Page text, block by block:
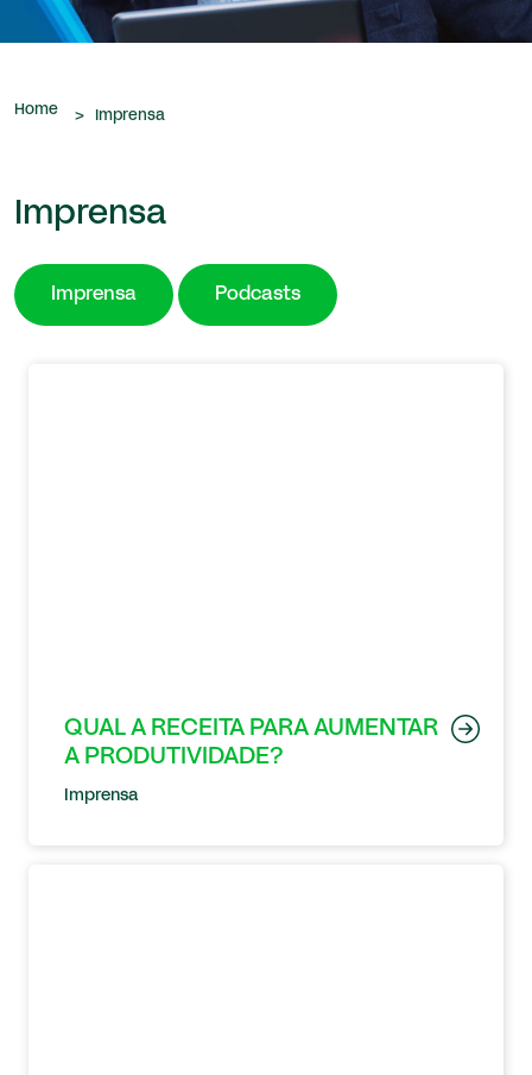
que nos são confiados.
Home > Imprensa
Imprensa
Imprensa Podcasts
QUAL A RECEITA PARA AUMENTAR
A PRODUTIVIDADE?
Imprensa